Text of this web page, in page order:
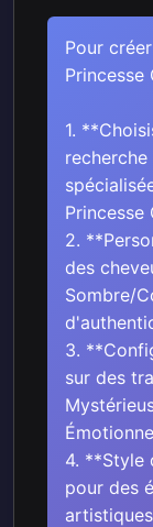
Pour
Princesse
1.
Princesse
2.
des
Sombre/
3.
sur des
4. **Style
pour des